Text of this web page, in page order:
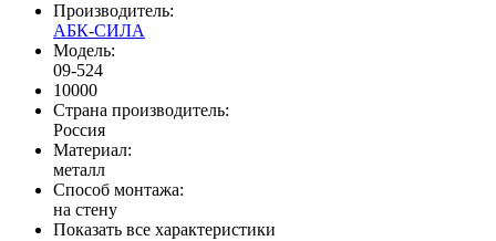
Производитель:
АБК-СИЛА
Модель:
09-524
10000
Страна производитель:
Россия
Материал:
металл
Способ монтажа:
на стену
Показать все характеристики